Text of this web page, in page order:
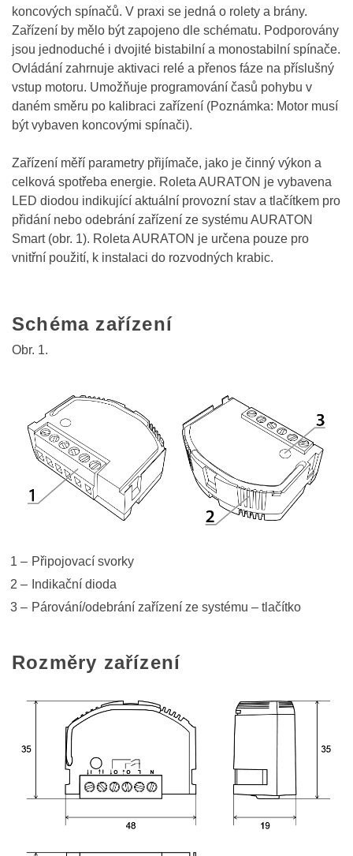
koncových spínačů. V praxi se jedná o rolety a brány.
Zařízení by mělo být zapojeno dle schématu. Podporovány
jsou jednoduché i dvojité bistabilní a monostabilní spínače.
Ovládání zahrnuje aktivaci relé a přenos fáze na příslušný
vstup motoru. Umožňuje programování časů pohybu v
daném směru po kalibraci zařízení (Poznámka: Motor musí
být vybaven koncovými spínači).
Zařízení měří parametry přijímače, jako je činný výkon a
celková spotřeba energie. Roleta AURATON je vybavena
LED diodou indikující aktuální provozní stav a tlačítkem pro
přidání nebo odebrání zařízení ze systému AURATON
Smart (obr. 1). Roleta AURATON je určena pouze pro
vnitřní použití, k instalaci do rozvodných krabic.
Schéma zařízení
Obr. 1.
Připojovací svorky
Indikační dioda
Párování/odebrání zařízení ze systému – tlačítko
Rozměry zařízení